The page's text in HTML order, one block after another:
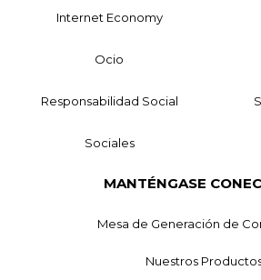
Internet Economy
Ocio
Responsabilidad Social
Sociales
MANTÉNGASE
Mesa de Generación de
Nuestros